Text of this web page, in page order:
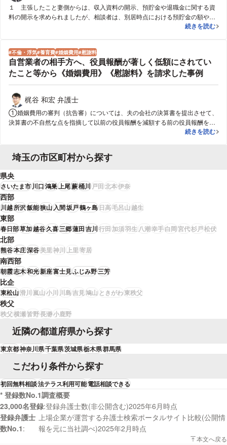
１ 主張したこと妻側からは、収入資料の開示、預貯金や退職金に関する資
料の開示を求められましたが、相談者は、別居時点における預貯金の額や、
別居時点における退職金の金額が相当に多く、可能であれば、妻側には資料
積極的に検討してもらえるように促すことにしました。２ 得られた結論依
頼者側から提示をした離婚条件が、妻が想定していた金額に近かったため
か、養育費の金額、財産分与の金額、離婚に伴う解決金の金額を妻側が受け
入れたため、資料の開示をすることなく、早期に、離婚条件を整えることが
できました。
配偶者（妻）
続きを読む
不倫・浮気 養育費 婚姻費用 慰謝料
自営業者の相手方へ、役員報酬が著しく低額にされてい
たこと等から《婚姻費用》《慰謝料》を請求した事例
梶谷 和宏 弁護士
①婚姻費用の審判（抗告審）については、夫の会社の決算書を提出させて、
決算書の不自然な点を指摘して以前の役員報酬を減額する前の役員報酬を基
準に婚姻費用を算定すべきであると主張、夫のレシート等も全て提出した結
姻費用を算定すべきであるとの決定が出た。②婚姻費用の決定が出たが、相
手方が支払わなかったものの、離婚訴訟においては、未払いの婚姻費用数百
減額する前の役員報酬を基礎に決定し、未払いの婚姻費用数百万及び慰謝料
については席上交付にするとともに、未払いを防ぐために夫の会社を連帯保
証にして和解離婚に至った。
自営業者の相
続きを読む
埼玉の市区町村から探す
県央
さいたま市川口鴻巣上尾蕨桶川 戸田北本伊奈
西部
川越所沢飯能狭山入間坂戸鶴ヶ島 日高毛呂山 越生
東部
春日部草加越谷久喜三郷蓮田吉川行田 加須羽生八潮幸手白岡宮代杉戸松伏
北部
熊谷本庄深谷美里神川上里寄居
南西部
朝霞志木和光新座富士見ふじみ野三芳
比企
東松山滑川 嵐山小川 川島吉見鳩山 ときがわ東秩父
秩父
秩父横瀬皆野長瀞小鹿野
近隣の都道府県から探す
東京都神奈川県千葉県茨城県栃木県群馬県
こだわり条件から探す
初回無料相談法テラス利用可能電話相談できる
* 登録数No.1調査概要
23,000名登録 登録弁護士数(非公開含む)2025年6月時点
登録弁護士
数No.1
上場企業が運営する弁護士検索ポータルサイト比較(公開情
報を元に当社調べ)2025年2月時点
本文へ戻る